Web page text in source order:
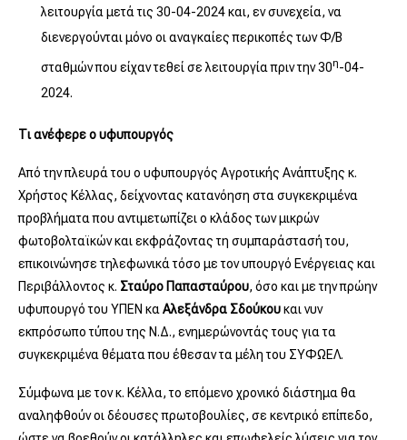
λειτουργία μετά τις 30-04-2024 και, εν συνεχεία, να
διενεργούνται μόνο οι αναγκαίες περικοπές των Φ/Β
σταθμών που είχαν τεθεί σε λειτουργία πριν την 30η-04-
2024.
Τι ανέφερε ο υφυπουργός
Από την πλευρά του ο υφυπουργός Αγροτικής Ανάπτυξης κ.
Χρήστος Κέλλας, δείχνοντας κατανόηση στα συγκεκριμένα
προβλήματα που αντιμετωπίζει ο κλάδος των μικρών
φωτοβολταϊκών και εκφράζοντας τη συμπαράστασή του,
επικοινώνησε τηλεφωνικά τόσο με τον υπουργό Ενέργειας και
Περιβάλλοντος κ. Σταύρο Παπασταύρου, όσο και με την πρώην
υφυπουργό του ΥΠΕΝ κα Αλεξάνδρα Σδούκουκαι νυν
εκπρόσωπο τύπου της Ν.Δ., ενημερώνοντάς τους για τα
συγκεκριμένα θέματα που έθεσαν τα μέλη του ΣΥΦΩΕΛ.
Σύμφωνα με τον κ. Κέλλα, το επόμενο χρονικό διάστημα θα
αναληφθούν οι δέουσες πρωτοβουλίες, σε κεντρικό επίπεδο,